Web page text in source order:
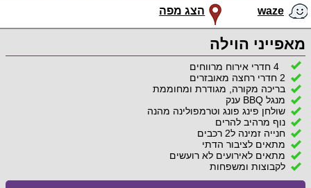
waze הצג מפה
מאפייני הוילה
4 חדרי אירוח מרווחים
2 חדרי רחצה מאובזרים
בריכה מקורה, מגודרת ומחוממת
מנגל BBQ ענק
שולחן פינג פונג וטרמפולינה מהנה
נוף מרהיב להרים
חנייה זמינה ל2 רכבים
מתאים לציבור הדתי
מתאים לאירועים לא רועשים
לקבוצות ומשפחות